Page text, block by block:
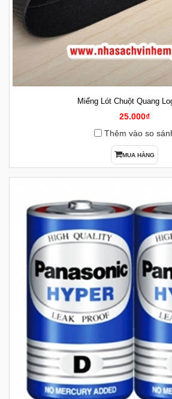
Miếng Lót Chuột Quang
25.000₫
Thêm vào so
MUA HÀNG